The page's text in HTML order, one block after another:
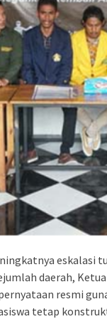
eskalasi
daerah,
resmi
tetap